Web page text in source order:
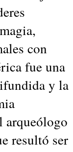
con
fue una
y la
arqueólogo
resultó ser